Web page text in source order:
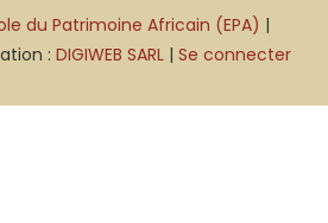
du Patrimoine Africain (EPA) |
: DIGIWEB SARL | Se connecter